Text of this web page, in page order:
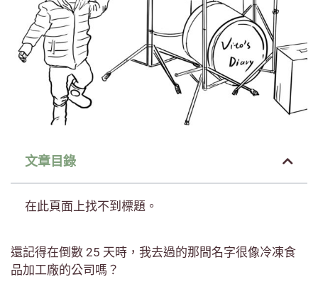
文章目錄
在此頁面上找不到標題。
還記得在倒數 25 天時，我去過的那間名字很像冷凍食
品加工廠的公司嗎？